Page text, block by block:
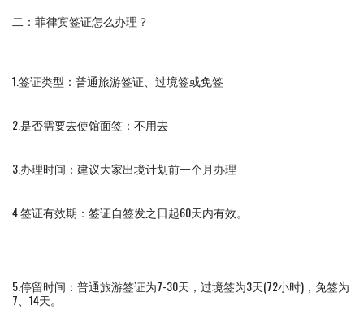
二：菲律宾签证怎么办理？
1.签证类型：普通旅游签证、过境签或免签
2.是否需要去使馆面签：不用去
3.办理时间：建议大家出境计划前一个月办理
4.签证有效期：签证自签发之日起60天内有效。
5.停留时间：普通旅游签证为7-30天，过境签为3天(72小时)，免签为
7、14天。